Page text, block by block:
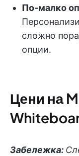
По-малко
сложно
опции.
Цени на
Забележка: